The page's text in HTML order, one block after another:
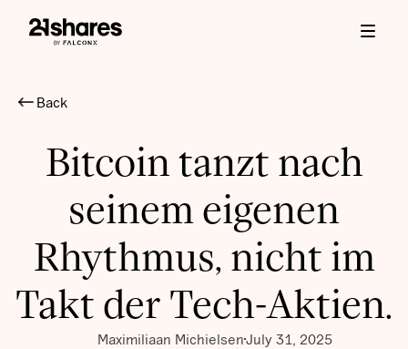
Back
Bitcoin tanzt nach
seinem eigenen
Rhythmus, nicht im
Takt der Tech-Aktien.
Maximiliaan MichielsenJuly 31, 2025